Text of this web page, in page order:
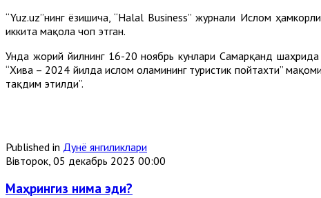
“Yuz.uz”нинг ёзишича, “Halal Business” журнали Ислом
иккита мақола чоп этган.
Унда жорий йилнинг 16-20 ноябрь кунлари Самарқанд
“Хива – 2024 йилда ислом оламининг туристик пойтахти”
тақдим этилди”.
Published in Дунё янгиликлари
Вівторок, 05 декабрь 2023 00:00
Маҳрингиз нима эди?